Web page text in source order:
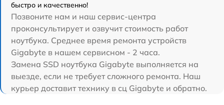
быстро и качественно!
Позвоните нам и наш сервис-центра
проконсультирует и озвучит стоимость работ
ноутбука. Среднее время ремонта устройств
Gigabyte в нашем сервисном - 2 часа.
Замена SSD ноутбука Gigabyte выполняется на
выезде, если не требует сложного ремонта. Наш
курьер доставит технику в сц Gigabyte и обратно.